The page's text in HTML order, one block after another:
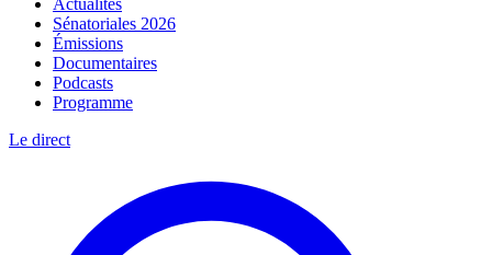
Actualités
Sénatoriales 2026
Émissions
Documentaires
Podcasts
Programme
Le direct